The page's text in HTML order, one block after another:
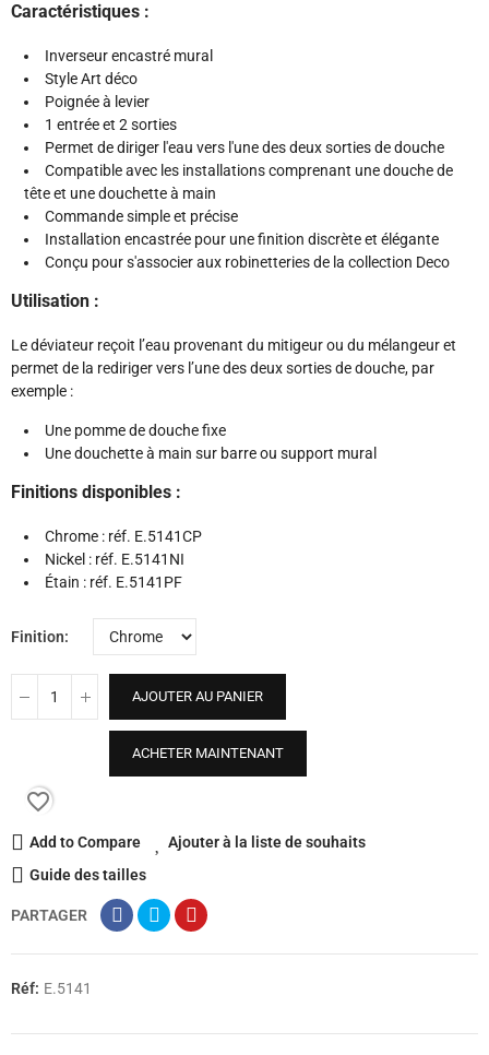
Caractéristiques :
Inverseur encastré mural
Style Art déco
Poignée à levier
1 entrée et 2 sorties
Permet de diriger l'eau vers l'une des deux sorties de douche
Compatible avec les installations comprenant une douche de
tête et une douchette à main
Commande simple et précise
Installation encastrée pour une finition discrète et élégante
Conçu pour s'associer aux robinetteries de la collection Deco
Utilisation :
Le déviateur reçoit l’eau provenant du mitigeur ou du mélangeur et
permet de la rediriger vers l’une des deux sorties de douche, par
exemple :
Une pomme de douche fixe
Une douchette à main sur barre ou support mural
Finitions disponibles :
Chrome : réf. E.5141CP
Nickel : réf. E.5141NI
Étain : réf. E.5141PF
Finition
AJOUTER AU PANIER
ACHETER MAINTENANT
favorite_border
Add to Compare
Ajouter à la liste de souhaits
Guide des tailles
PARTAGER
Réf: E.5141